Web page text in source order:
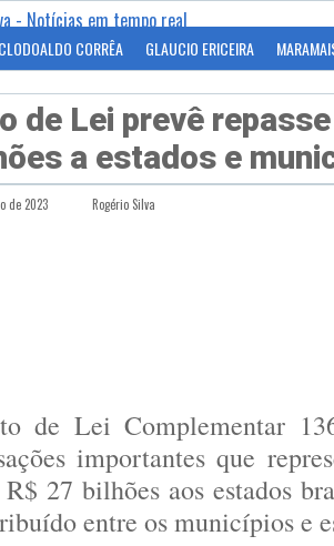
CLODOALDO CORRÊA GLAUCIO ERICEIRA
de Lei prevê
a estados e
de 2023 Rogério Silva
de Lei Complementar
importantes que
27 bilhões aos estados
entre os municípios e